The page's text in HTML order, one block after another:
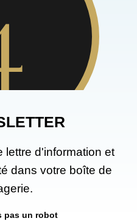
lettre d'information et
dans votre boîte de
pas un robot